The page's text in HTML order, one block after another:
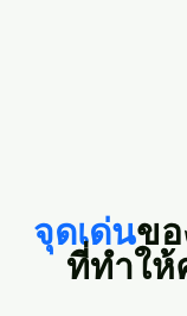
จุดเด่นขอ
ที่ทำใ